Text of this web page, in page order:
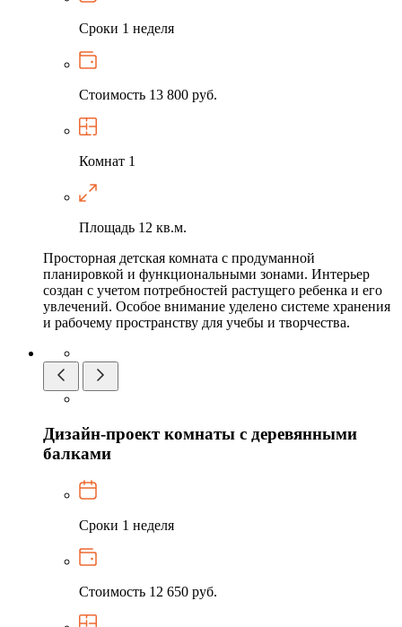
Сроки 1 неделя
Стоимость 13 800 руб.
Комнат 1
Площадь 12 кв.м.
Просторная детская комната с продуманной
планировкой и функциональными зонами. Интерьер
создан с учетом потребностей растущего ребенка и его
увлечений. Особое внимание уделено системе хранения
и рабочему пространству для учебы и творчества.
Дизайн-проект комнаты с деревянными
балками
Сроки 1 неделя
Стоимость 12 650 руб.